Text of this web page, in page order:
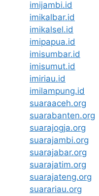
imijambi.id
imikalbar.id
imikalsel.id
imipapua.id
imisumbar.id
imisumut.id
imiriau.id
imilampung.id
suaraaceh.org
suarabanten.org
suarajogja.org
suarajambi.org
suarajabar.org
suarajatim.org
suarajateng.org
suarariau.org